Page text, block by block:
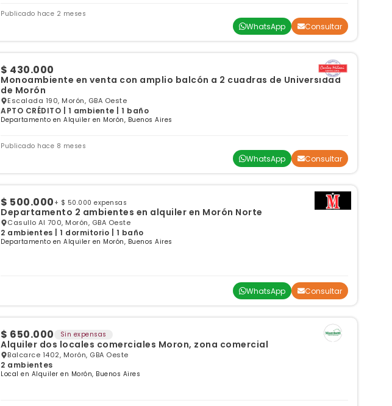
Publicado hace 2 meses
WhatsApp Consultar
$ 430.000
Monoambiente en venta con amplio balcón a 2 cuadras de Universidad
de Morón
Escalada 190, Morón, GBA Oeste
APTO CRÉDITO | 1 ambiente | 1 baño
Departamento en Alquiler en Morón, Buenos Aires
Publicado hace 8 meses
WhatsApp Consultar
$ 500.000 + $ 50.000 expensas
Departamento 2 ambientes en alquiler en Morón Norte
Casullo Al 700, Morón, GBA Oeste
2 ambientes | 1 dormitorio | 1 baño
Departamento en Alquiler en Morón, Buenos Aires
WhatsApp Consultar
$ 650.000 Sin expensas
Alquiler dos locales comerciales Moron, zona comercial
Balcarce 1402, Morón, GBA Oeste
2 ambientes
Local en Alquiler en Morón, Buenos Aires